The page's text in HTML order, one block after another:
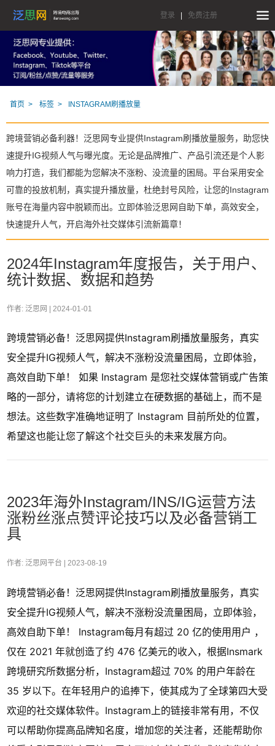
登录 免费注册
首页 标签 INSTAGRAM刷播放量
跨境营销必备利器！泛思网专业提供Instagram刷播放量服务，助您快
速提升IG视频人气与曝光度。无论是品牌推广、产品引流还是个人影
响力打造，我们都能为您解决不涨粉、没流量的困局。平台采用安全
可靠的投放机制，真实提升播放量，杜绝封号风险，让您的Instagram
账号在海量内容中脱颖而出。立即体验泛思网自助下单，高效安全，
快速提升人气，开启海外社交媒体引流新篇章！
2024年Instagram年度报告，关于用户、
统计数据、数据和趋势
作者: 泛思网 | 2024-01-01
跨境营销必备！泛思网提供Instagram刷播放量服务，真实
安全提升IG视频人气，解决不涨粉没流量困局，立即体验，
高效自助下单！ 如果 Instagram 是您社交媒体营销或广告策
略的一部分，请将您的计划建立在硬数据的基础上，而不是
想法。这些数字准确地证明了 Instagram 目前所处的位置，
希望这也能让您了解这个社交巨头的未来发展方向。
2023年海外Instagram/INS/IG运营方法
涨粉丝涨点赞评论技巧以及必备营销工
具
作者: 泛思网平台 | 2023-08-19
跨境营销必备！泛思网提供Instagram刷播放量服务，真实
安全提升IG视频人气，解决不涨粉没流量困局，立即体验，
高效自助下单！ Instagram每月有超过 20 亿的使用用户 ，
仅在 2021 年就创造了约 476 亿美元的收入，根据Insmark
跨境研究所数据分析，Instagram超过 70% 的用户年龄在
35 岁以下。在年轻用户的追捧下，使其成为了全球第四大受
欢迎的社交媒体软件。Instagram上的链接非常有用，不仅
可以帮助你提高品牌知名度，增加您的关注者，还能帮助你